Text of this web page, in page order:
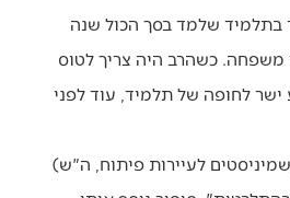
בתלמיד שלמד בסך הכול שנה
משפחה. כשהרב היה צריך לטוס
לחופה של תלמיד, עוד לפני
לעיירות פיתוח, ה"ש)